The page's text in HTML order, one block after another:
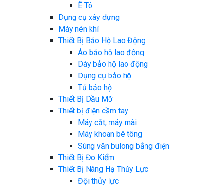
Ê Tô
Dụng cụ xây dựng
Máy nén khí
Thiết Bị Bảo Hộ Lao Động
Áo bảo hộ lao động
Dày bảo hộ lao động
Dụng cụ bảo hộ
Tủ bảo hộ
Thiết Bị Dầu Mỡ
Thiết bị điện cầm tay
Máy cắt, máy mài
Máy khoan bê tông
Súng văn bulong bằng điện
Thiết Bị Đo Kiểm
Thiết Bị Nâng Hạ Thủy Lực
Đội thủy lực